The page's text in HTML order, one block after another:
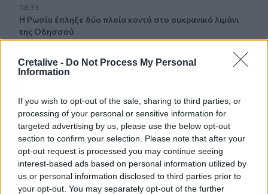
Cretalive - Do Not Process My Personal
Information
If you wish to opt-out of the sale, sharing to third parties, or
processing of your personal or sensitive information for
targeted advertising by us, please use the below opt-out
section to confirm your selection. Please note that after your
opt-out request is processed you may continue seeing
interest-based ads based on personal information utilized by
us or personal information disclosed to third parties prior to
your opt-out. You may separately opt-out of the further
08:33
Η Ρωσία έπληξε δύο πλοία κοντά στο ουκρανικό λιμάνι
της Οδησσού
08:25
Ο Σύλλογος Εργαζομένων Πρωτοβάθμιας Φροντίδας
Ελούντα: Ηλικιωμένος απειλούσε να πηδήξει από
μπαλκόνι
08:12
Η ΥΠΑ για τον εξοπλισμό αεροναυτιλίας στο νέο
αεροδρόμιο Καστελλίου